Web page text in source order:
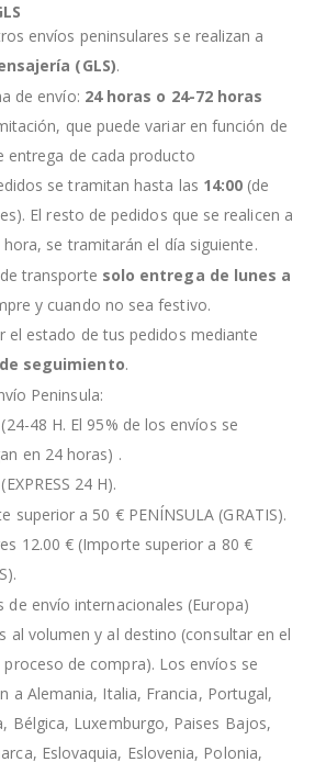
envíos peninsulares se realizan a
(GLS).
de envío: 24 horas o 24-72 horas
que puede variar en función de
entrega de cada producto
se tramitan hasta las 14:00 (de
El resto de pedidos que se realicen a
se tramitarán el día siguiente.
transporte solo entrega de lunes a
y cuando no sea festivo.
el estado de tus pedidos mediante
seguimiento.
Peninsula:
48 H. El 95% de los envíos se
en 24 horas) .
24 H).
superior a 50 € PENÍNSULA (GRATIS).
12.00 € (Importe superior a 80 €
de envío internacionales (Europa)
al volumen y al destino (consultar en el
de compra). Los envíos se
a Alemania, Italia, Francia, Portugal,
Bélgica, Luxemburgo, Paises Bajos,
Eslovaquia, Eslovenia, Polonia,